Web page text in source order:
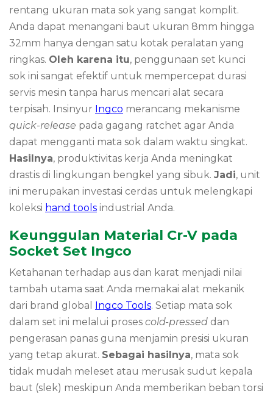
rentang ukuran mata sok yang sangat komplit.
Anda dapat menangani baut ukuran 8mm hingga
32mm hanya dengan satu kotak peralatan yang
ringkas. Oleh karena itu, penggunaan set kunci
sok ini sangat efektif untuk mempercepat durasi
servis mesin tanpa harus mencari alat secara
terpisah. Insinyur Ingco merancang mekanisme
quick-release pada gagang ratchet agar Anda
dapat mengganti mata sok dalam waktu singkat.
Hasilnya, produktivitas kerja Anda meningkat
drastis di lingkungan bengkel yang sibuk. Jadi, unit
ini merupakan investasi cerdas untuk melengkapi
koleksi hand tools industrial Anda.
Keunggulan Material Cr-V pada
Socket Set Ingco
Ketahanan terhadap aus dan karat menjadi nilai
tambah utama saat Anda memakai alat mekanik
dari brand global
Ingco Tools. Setiap mata sok
dalam set ini melalui proses cold-pressed dan
pengerasan panas guna menjamin presisi ukuran
yang tetap akurat. Sebagai hasilnya, mata sok
tidak mudah meleset atau merusak sudut kepala
baut (slek) meskipun Anda memberikan beban torsi